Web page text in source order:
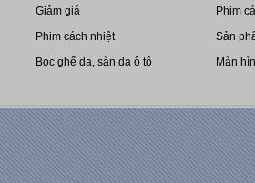
Giảm giá
Phim cách nhiệt
Bọc ghế da, sàn da ô tô
Phim
Sản
Màn